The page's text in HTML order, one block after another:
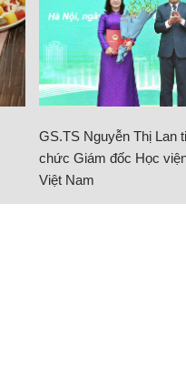
GS.TS Nguyễn Thị Lan
chức Giám đốc Học
Việt Nam